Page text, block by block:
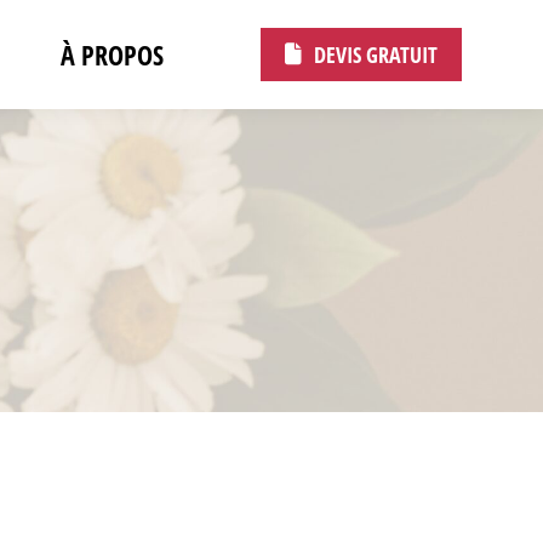
À PROPOS DEVIS GRATUIT